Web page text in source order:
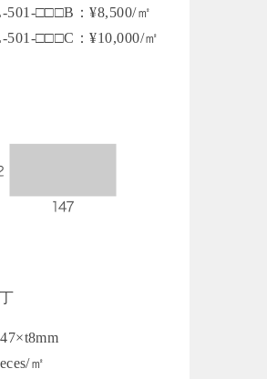
501-□□□B：¥8,500/㎡
501-□□□C：¥10,000/㎡
㎡